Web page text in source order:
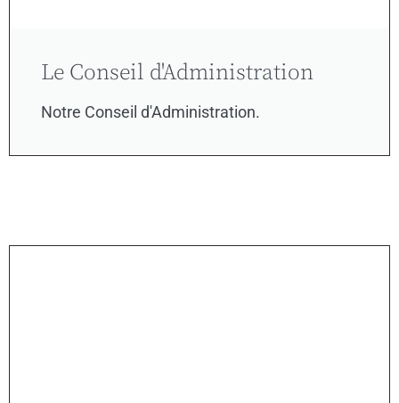
Le Conseil d'Administration
Notre Conseil d'Administration.